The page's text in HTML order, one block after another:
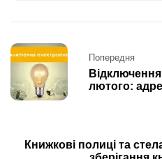
Post
navigation
Попередня
Відключення
лютого:
Книжкові полиці та